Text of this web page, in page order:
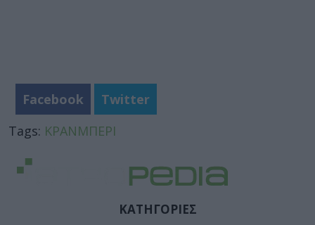
Facebook
Twitter
Tags: ΚΡΑΝΜΠΕΡΙ
ΚΑΤΗΓΟΡΙΕΣ